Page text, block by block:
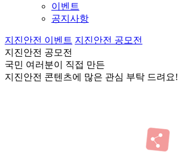
이벤트
공지사항
지진안전 이벤트 지진안전 공모전
지진안전 공모전
국민 여러분이 직접 만든
지진안전 콘텐츠에 많은 관심 부탁 드려요!